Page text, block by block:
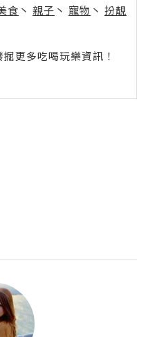
食 丶 親子 丶 寵物 丶 扮靚
更多吃喝玩樂資訊！